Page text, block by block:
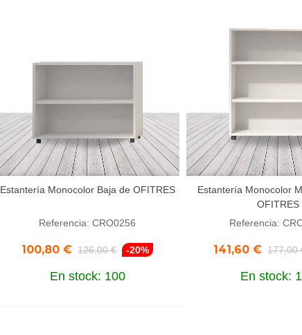
Añadir al carrito
Estantería Monocolor Baja de OFITRES
Referencia: CRO0256
100,80 € 126,00 € -20%
En stock: 100
Añadir al carrito
Estantería Monocolor
OFITRES
Referencia:
141,60 € 177,00
En stock: